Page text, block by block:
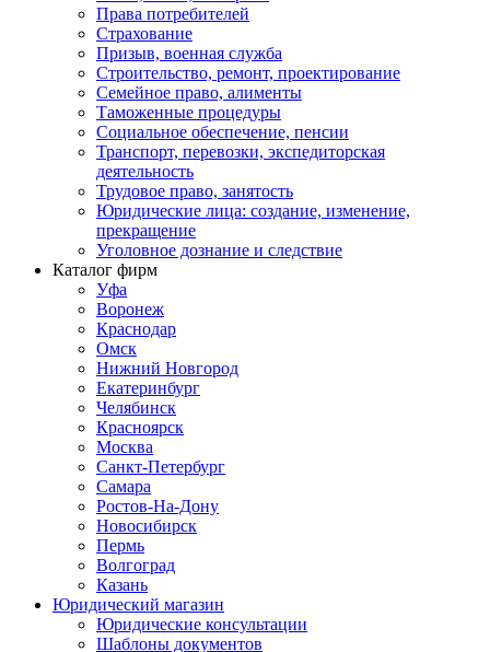
Права потребителей
Страхование
Призыв, военная служба
Строительство, ремонт, проектирование
Семейное право, алименты
Таможенные процедуры
Социальное обеспечение, пенсии
Транспорт, перевозки, экспедиторская
деятельность
Трудовое право, занятость
Юридические лица: создание, изменение,
прекращение
Уголовное дознание и следствие
Каталог фирм
Уфа
Воронеж
Краснодар
Омск
Нижний Новгород
Екатеринбург
Челябинск
Красноярск
Москва
Санкт-Петербург
Самара
Ростов-На-Дону
Новосибирск
Пермь
Волгоград
Казань
Юридический магазин
Юридические консультации
Шаблоны документов